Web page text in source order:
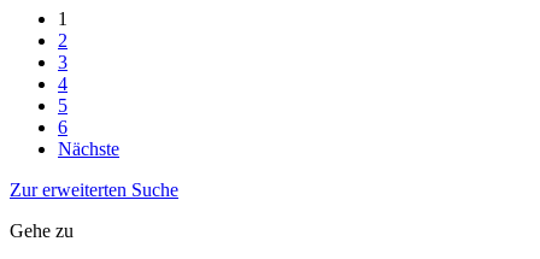
1
2
3
4
5
6
Nächste
Zur erweiterten Suche
Gehe zu